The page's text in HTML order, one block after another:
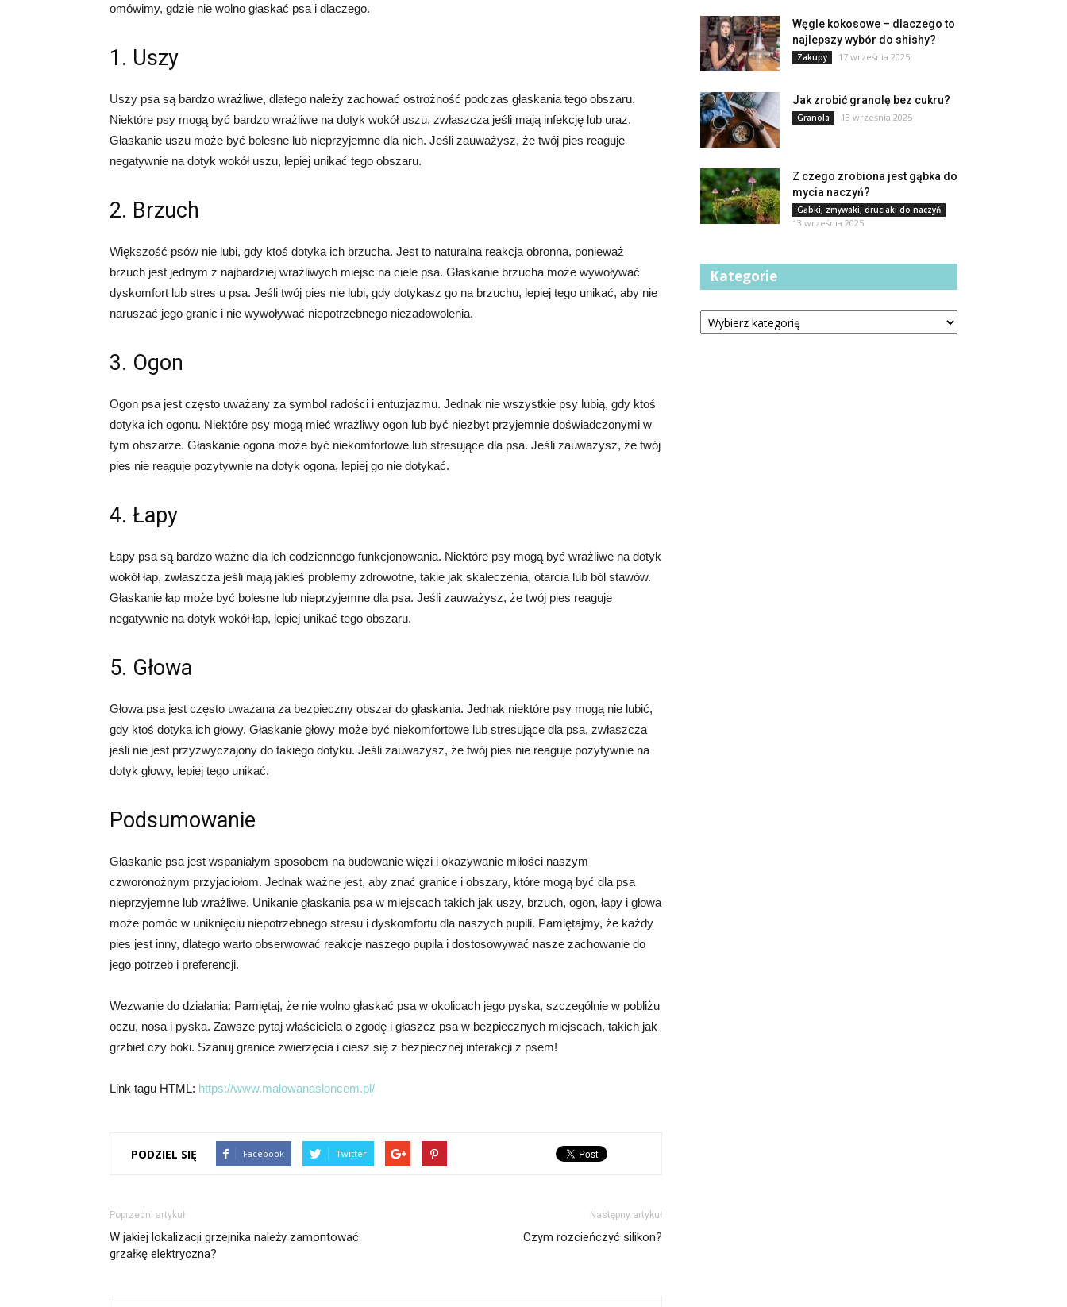
omówimy, gdzie nie wolno głaskać psa i dlaczego.
1. Uszy
Uszy psa są bardzo wrażliwe, dlatego należy zachować ostrożność podczas głaskania tego obszaru.
Niektóre psy mogą być bardzo wrażliwe na dotyk wokół uszu, zwłaszcza jeśli mają infekcję lub uraz.
Głaskanie uszu może być bolesne lub nieprzyjemne dla nich. Jeśli zauważysz, że twój pies reaguje
negatywnie na dotyk wokół uszu, lepiej unikać tego obszaru.
2. Brzuch
Większość psów nie lubi, gdy ktoś dotyka ich brzucha. Jest to naturalna reakcja obronna, ponieważ
brzuch jest jednym z najbardziej wrażliwych miejsc na ciele psa. Głaskanie brzucha może wywoływać
dyskomfort lub stres u psa. Jeśli twój pies nie lubi, gdy dotykasz go na brzuchu, lepiej tego unikać, aby nie
naruszać jego granic i nie wywoływać niepotrzebnego niezadowolenia.
3. Ogon
Ogon psa jest często uważany za symbol radości i entuzjazmu. Jednak nie wszystkie psy lubią, gdy ktoś
dotyka ich ogonu. Niektóre psy mogą mieć wrażliwy ogon lub być niezbyt przyjemnie doświadczonymi w
tym obszarze. Głaskanie ogona może być niekomfortowe lub stresujące dla psa. Jeśli zauważysz, że twój
pies nie reaguje pozytywnie na dotyk ogona, lepiej go nie dotykać.
4. Łapy
Łapy psa są bardzo ważne dla ich codziennego funkcjonowania. Niektóre psy mogą być wrażliwe na dotyk
wokół łap, zwłaszcza jeśli mają jakieś problemy zdrowotne, takie jak skaleczenia, otarcia lub ból stawów.
Głaskanie łap może być bolesne lub nieprzyjemne dla psa. Jeśli zauważysz, że twój pies reaguje
negatywnie na dotyk wokół łap, lepiej unikać tego obszaru.
5. Głowa
Głowa psa jest często uważana za bezpieczny obszar do głaskania. Jednak niektóre psy mogą nie lubić,
gdy ktoś dotyka ich głowy. Głaskanie głowy może być niekomfortowe lub stresujące dla psa, zwłaszcza
jeśli nie jest przyzwyczajony do takiego dotyku. Jeśli zauważysz, że twój pies nie reaguje pozytywnie na
dotyk głowy, lepiej tego unikać.
Podsumowanie
Głaskanie psa jest wspaniałym sposobem na budowanie więzi i okazywanie miłości naszym
czworonożnym przyjaciołom. Jednak ważne jest, aby znać granice i obszary, które mogą być dla psa
nieprzyjemne lub wrażliwe. Unikanie głaskania psa w miejscach takich jak uszy, brzuch, ogon, łapy i głowa
może pomóc w uniknięciu niepotrzebnego stresu i dyskomfortu dla naszych pupili. Pamiętajmy, że każdy
pies jest inny, dlatego warto obserwować reakcje naszego pupila i dostosowywać nasze zachowanie do
jego potrzeb i preferencji.
Wezwanie do działania: Pamiętaj, że nie wolno głaskać psa w okolicach jego pyska, szczególnie w pobliżu
oczu, nosa i pyska. Zawsze pytaj właściciela o zgodę i głaszcz psa w bezpiecznych miejscach, takich jak
grzbiet czy boki. Szanuj granice zwierzęcia i ciesz się z bezpiecznej interakcji z psem!
Link tagu HTML: https://www.malowanasloncem.pl/
PODZIEL SIĘ Facebook Twitter
Poprzedni artykuł
W jakiej lokalizacji grzejnika należy zamontować
grzałkę elektryczna?
Następny artykuł
Czym rozcieńczyć silikon?
Węgle kokosowe – dlaczego to
najlepszy wybór do shishy?
Zakupy 17 września 2025
Jak zrobić granolę bez cukru?
Granola 13 września 2025
Z czego zrobiona jest gąbka do
mycia naczyń?
Gąbki, zmywaki, druciaki do naczyń
13 września 2025
Kategorie
Kategorie